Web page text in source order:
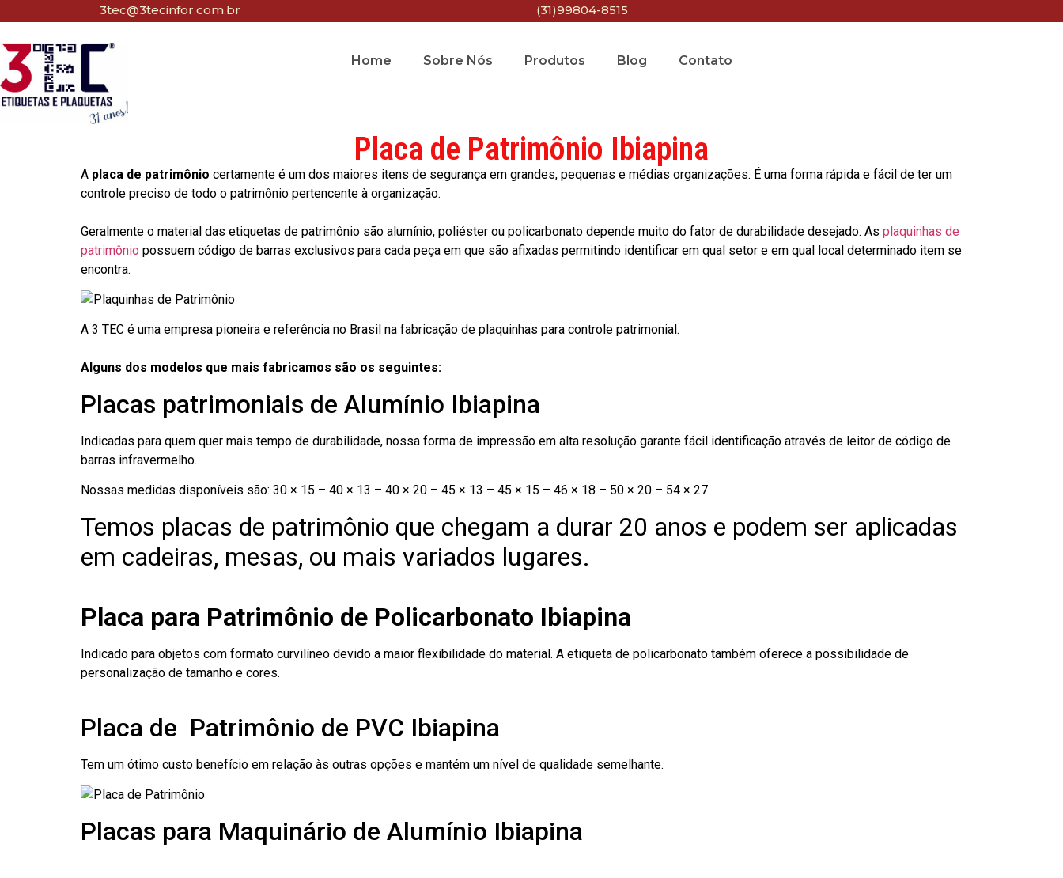
3tec@3tecinfor.com.br (31)99804-8515
Home Sobre Nós Produtos Blog Contato
Placa de Patrimônio Ibiapina
A placa de patrimônio certamente é um dos maiores itens de segurança em grandes, pequenas e médias organizações. É uma forma rápida e fácil de ter um
controle preciso de todo o patrimônio pertencente à organização.
Geralmente o material das etiquetas de patrimônio são alumínio, poliéster ou policarbonato depende muito do fator de durabilidade desejado. As plaquinhas de
patrimônio possuem código de barras exclusivos para cada peça em que são afixadas permitindo identificar em qual setor e em qual local determinado item se
encontra.
A 3 TEC é uma empresa pioneira e referência no Brasil na fabricação de plaquinhas para controle patrimonial.
Alguns dos modelos que mais fabricamos são os seguintes:
Placas patrimoniais de Alumínio Ibiapina
Indicadas para quem quer mais tempo de durabilidade, nossa forma de impressão em alta resolução garante fácil identificação através de leitor de código de
barras infravermelho.
Nossas medidas disponíveis são: 30 × 15 – 40 × 13 – 40 × 20 – 45 × 13 – 45 × 15 – 46 × 18 – 50 × 20 – 54 × 27.
Temos placas de patrimônio que chegam a durar 20 anos e podem ser aplicadas
em cadeiras, mesas, ou mais variados lugares.
Placa para Patrimônio de Policarbonato Ibiapina
Indicado para objetos com formato curvilíneo devido a maior flexibilidade do material. A etiqueta de policarbonato também oferece a possibilidade de
personalização de tamanho e cores.
Placa de Patrimônio de PVC Ibiapina
Tem um ótimo custo benefício em relação às outras opções e mantém um nível de qualidade semelhante.
Placas para Maquinário de Alumínio Ibiapina